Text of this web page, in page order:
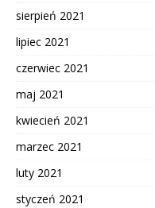
sierpień 2021
lipiec 2021
czerwiec 2021
maj 2021
kwiecień 2021
marzec 2021
luty 2021
styczeń 2021